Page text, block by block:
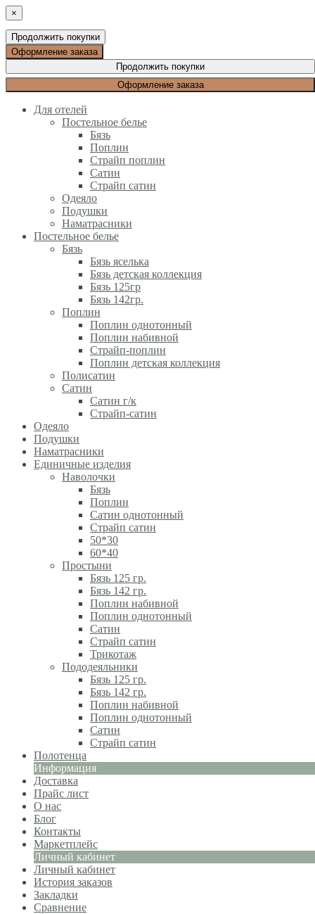
×
Продолжить покупки
Оформление заказа
Продолжить покупки
Оформление заказа
Для отелей
Постельное белье
Бязь
Поплин
Страйп поплин
Сатин
Страйп сатин
Одеяло
Подушки
Наматрасники
Постельное белье
Бязь
Бязь яселька
Бязь детская коллекция
Бязь 125гр
Бязь 142гр.
Поплин
Поплин однотонный
Поплин набивной
Страйп-поплин
Поплин детская коллекция
Полисатин
Сатин
Сатин г/к
Страйп-сатин
Одеяло
Подушки
Наматрасники
Единичные изделия
Наволочки
Бязь
Поплин
Сатин однотонный
Страйп сатин
50*30
60*40
Простыни
Бязь 125 гр.
Бязь 142 гр.
Поплин набивной
Поплин однотонный
Сатин
Страйп сатин
Трикотаж
Пододеяльники
Бязь 125 гр.
Бязь 142 гр.
Поплин набивной
Поплин однотонный
Сатин
Страйп сатин
Полотенца
Информация
Доставка
Прайс лист
О нас
Блог
Контакты
Маркетплейс
Личный кабинет
Личный кабинет
История заказов
Закладки
Сравнение